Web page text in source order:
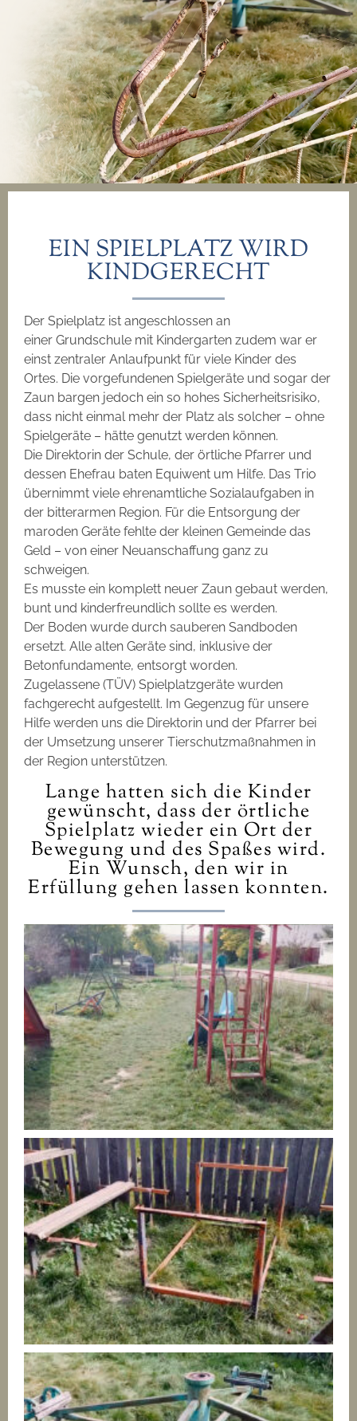
EIN SPIELPLATZ WIRD
KINDGERECHT
Der Spielplatz ist angeschlossen an
einer Grundschule mit Kindergarten zudem war er
einst zentraler Anlaufpunkt für viele Kinder des
Ortes. Die vorgefundenen Spielgeräte und sogar der
Zaun bargen jedoch ein so hohes Sicherheitsrisiko,
dass nicht einmal mehr der Platz als solcher – ohne
Spielgeräte – hätte genutzt werden können.
Die Direktorin der Schule, der örtliche Pfarrer und
dessen Ehefrau baten Equiwent um Hilfe. Das Trio
übernimmt viele ehrenamtliche Sozialaufgaben in
der bitterarmen Region. Für die Entsorgung der
maroden Geräte fehlte der kleinen Gemeinde das
Geld – von einer Neuanschaffung ganz zu
schweigen.
Es musste ein komplett neuer Zaun gebaut werden,
bunt und kinderfreundlich sollte es werden.
Der Boden wurde durch sauberen Sandboden
ersetzt. Alle alten Geräte sind, inklusive der
Betonfundamente, entsorgt worden.
Zugelassene (TÜV) Spielplatzgeräte wurden
fachgerecht aufgestellt. Im Gegenzug für unsere
Hilfe werden uns die Direktorin und der Pfarrer bei
der Umsetzung unserer Tierschutzmaßnahmen in
der Region unterstützen.
Lange hatten sich die Kinder
gewünscht, dass der örtliche
Spielplatz wieder ein Ort der
Bewegung und des Spaßes wird.
Ein Wunsch, den wir in
Erfüllung gehen lassen konnten.